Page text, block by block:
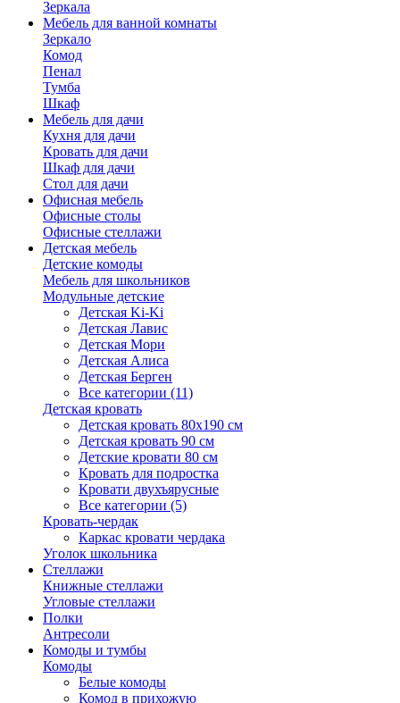
Зеркала
Мебель для ванной комнаты
Зеркало
Комод
Пенал
Тумба
Шкаф
Мебель для дачи
Кухня для дачи
Кровать для дачи
Шкаф для дачи
Стол для дачи
Офисная мебель
Офисные столы
Офисные стеллажи
Детская мебель
Детские комоды
Мебель для школьников
Модульные детские
Детская Ki-Ki
Детская Лавис
Детская Мори
Детская Алиса
Детская Берген
Все категории (11)
Детская кровать
Детская кровать 80х190 см
Детская кровать 90 см
Детские кровати 80 см
Кровать для подростка
Кровати двухъярусные
Все категории (5)
Кровать-чердак
Каркас кровати чердака
Уголок школьника
Стеллажи
Книжные стеллажи
Угловые стеллажи
Полки
Антресоли
Комоды и тумбы
Комоды
Белые комоды
Комод в прихожую